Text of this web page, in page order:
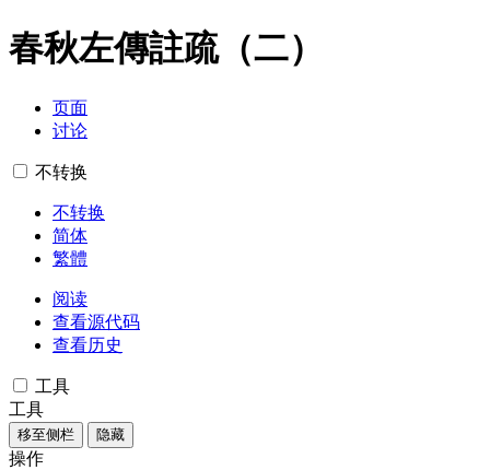
春秋左傳註疏（二）
页面
讨论
不转换
不转换
简体
繁體
阅读
查看源代码
查看历史
工具
工具
移至侧栏 隐藏
操作